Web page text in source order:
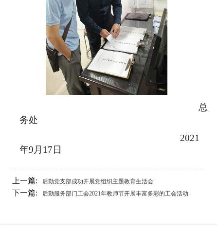
总
务处
2021
年9月 17 日
上一篇: 后勤党支部成功开展党组织主题教育生活会
下一篇: 后勤服务部门工会2021年教师节开展丰富多彩的工会活动